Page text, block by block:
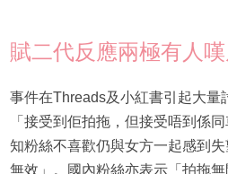
賦二代反應兩極有人
事件在Threads及小紅書引起大量
「接受到佢拍拖，但接受唔到係
知粉絲不喜歡仍與女方一起感到
無效」。國內粉絲亦表示「拍拖無